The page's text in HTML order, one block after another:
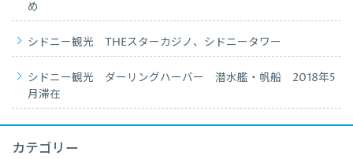
め
シドニー観光 THEスターカジノ、シドニータワー
シドニー観光 ダーリングハーバー 潜水艦・帆船 2018年5
月滞在
カテゴリー